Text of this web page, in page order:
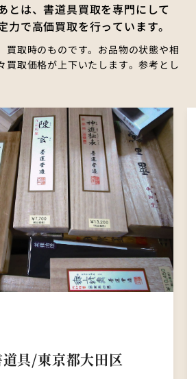
とは、書道具買取を専門にして
力で高価買取を行っています。
買取時のものです。お品物の状態や相
買取価格が上下いたします。参考とし
都中野区/書道具